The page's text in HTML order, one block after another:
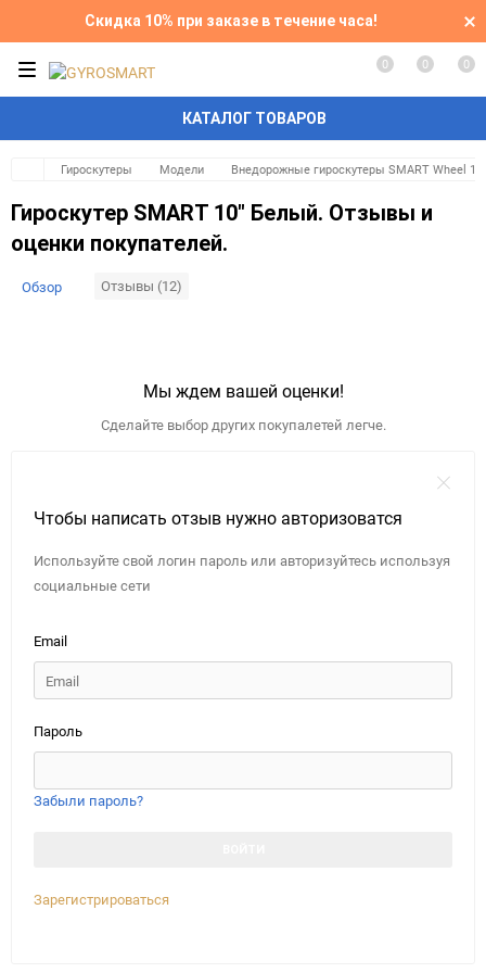
Скидка 10% при заказе в течение часа!
КАТАЛОГ ТОВАРОВ
0 0 0
Гироскутеры Модели Внедорожные гироскутеры SMART Wheel 10"
Гироскутер SMART 10" Белый. Отзывы и
оценки покупателей.
Обзор Отзывы (12)
Мы ждем вашей оценки!
Сделайте выбор других покупалетей легче.
Чтобы написать отзыв нужно авторизоватся
Используйте свой логин пароль или авторизуйтесь используя
социальные сети
Email
Пароль
Забыли пароль?
Зарегистрироваться